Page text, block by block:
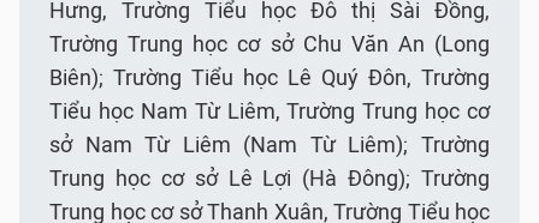
Hưng, Trường Tiểu học Đô thị Sài Đồng,
Trường Trung học cơ sở Chu Văn An (Long
Biên); Trường Tiểu học Lê Quý Đôn, Trường
Tiểu học Nam Từ Liêm, Trường Trung học cơ
sở Nam Từ Liêm (Nam Từ Liêm); Trường
Trung học cơ sở Lê Lợi (Hà Đông); Trường
Trung học cơ sở Thanh Xuân, Trường Tiểu học